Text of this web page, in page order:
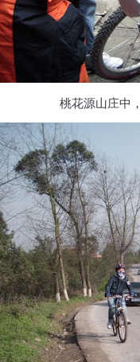
桃花源山庄中